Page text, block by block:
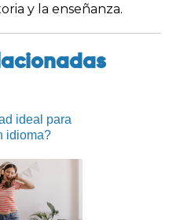
y la enseñanza.
ideal para
idioma?